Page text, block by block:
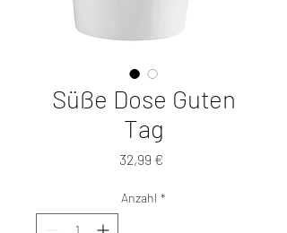
Süße Dose Guten
Tag
32,99 €
Anzahl *